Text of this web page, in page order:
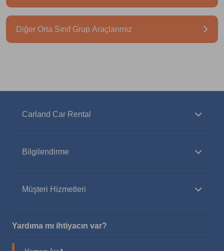
Diğer Orta Sınıf Grup Araçlarımız
Carland Car Rental
Bilgilendirme
Müşteri Hizmetleri
Yardıma mı ihtiyacın var?